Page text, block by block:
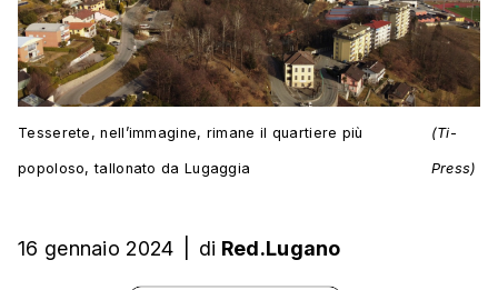
Tesserete, nell’immagine, rimane il quartiere più
popoloso, tallonato da Lugaggia
(Ti-
Press)
16 gennaio 2024 di Red.Lugano